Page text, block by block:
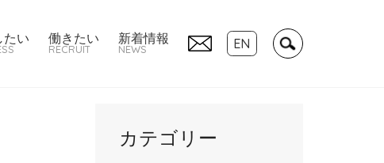
たい 働きたい
RECRUIT
新着情報
NEWS EN
カテゴリー